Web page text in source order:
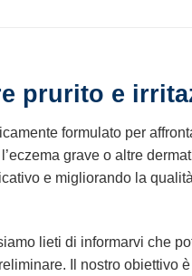
prurito e
formulato per
grave o altre
e migliorando la
lieti di informarvi che
Il nostro obiettivo